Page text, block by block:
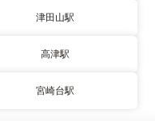
津田山駅
高津駅
宮崎台駅